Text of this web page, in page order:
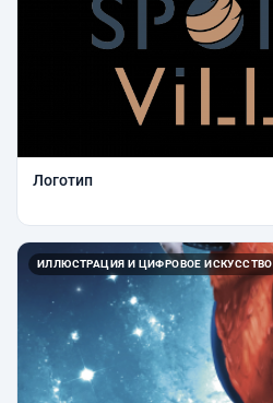
Логотип
ИЛЛЮСТРАЦИЯ И ЦИФРОВОЕ ИСКУССТВО